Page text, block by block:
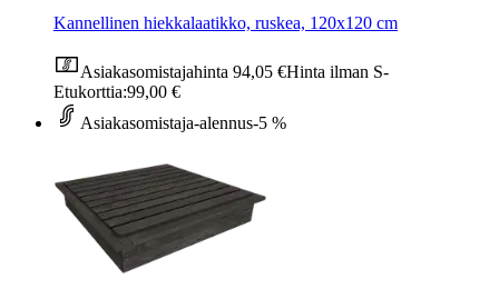
Kannellinen hiekkalaatikko, ruskea, 120x120 cm
Asiakasomistajahinta 94,05 €Hinta ilman S-
Etukorttia:99,00 €
Asiakasomistaja-alennus-5 %